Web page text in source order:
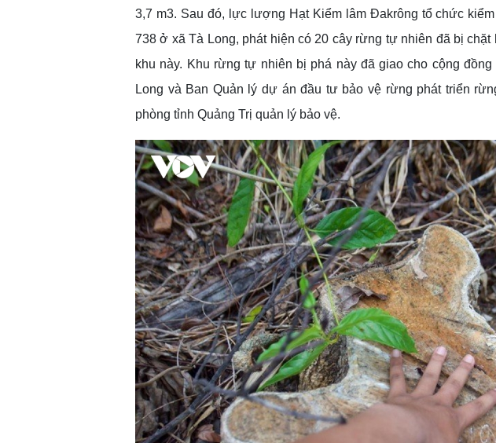
3,7 m3. Sau đó, lực lượng Hạt Kiểm lâm Đakrông tổ chức
738 ở xã Tà Long, phát hiện có 20 cây rừng tự nhiên đã bị
khu này. Khu rừng tự nhiên bị phá này đã giao cho cộng
Long và Ban Quản lý dự án đầu tư bảo vệ rừng phát triển
phòng tỉnh Quảng Trị quản lý bảo vệ.